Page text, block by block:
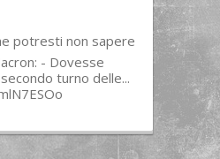
potresti non sapere
- Dovesse
turno delle...